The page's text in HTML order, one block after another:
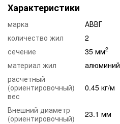
Характеристики
марка
АВВГ
количество жил
2
сечение
35 мм2
материал жил
алюминий
расчетный
(ориентировочный)
вес
0.45 кг/м
Внешний диаметр
(ориентировочный)
23.1 мм